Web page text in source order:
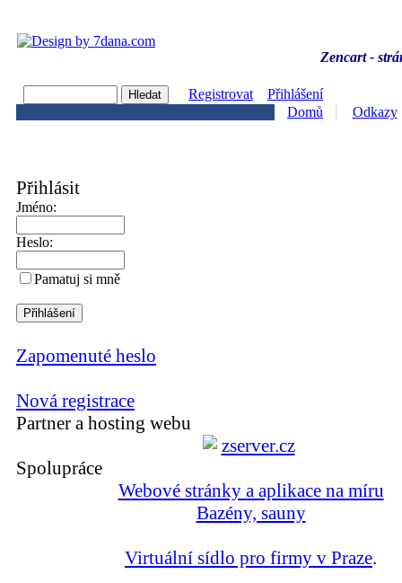
Zencart -
Registrovat
Přihlášení
Domů
Odkazy
Přihlásit
Jméno:
Heslo:
Pamatuj si mně
Zapomenuté heslo
Nová registrace
Partner a hosting webu
Spolupráce
Webové stránky a aplikace na míru
Bazény, sauny
Virtuální sídlo pro firmy v Praze.